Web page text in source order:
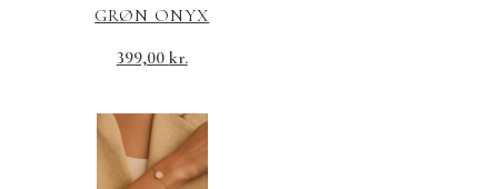
GRØN ONYX
399,00 kr.